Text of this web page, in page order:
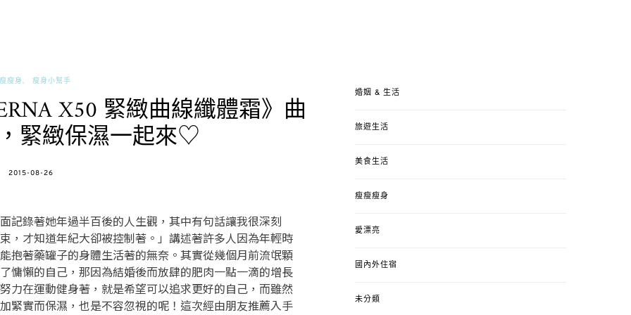
瘦身 瘦身小幫手
X50 緊緻曲線纖體霜》曲
緊緻保濕一起來♡
POSTED
2015-08-26
記錄著她年過半百後的人生觀，其中有句話讓我很深刻
，才知道年紀大卻被控制著。」講述著許多人因為年輕時
抱著藥罐子的身體生活著的無奈。其實從幾個月前流氓顆
慵懶的自己，那因為結婚後而放肆的肥肉一點一滴的增長
力在運動健身著，就是希望可以追求更好的自己，而雖然
緊實而保濕，也是不容忽視的呢！這次經由朋友推薦入手
婚姻 & 生活
旅遊生活
美食生活
瘦瘦瘦身
愛漂亮
國內外住宿
未分類